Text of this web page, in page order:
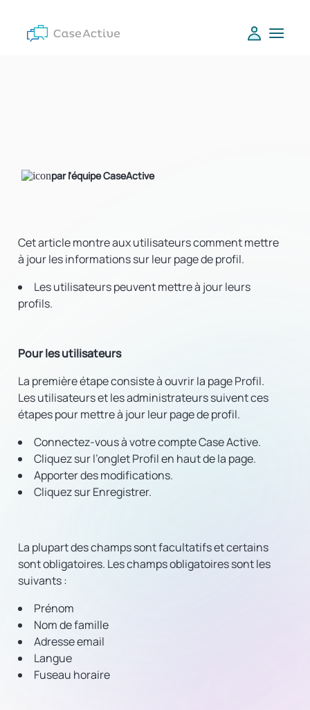
par l'équipe CaseActive
Cet article montre aux utilisateurs comment mettre
à jour les informations sur leur page de profil.
Les utilisateurs peuvent mettre à jour leurs
profils.
Pour les utilisateurs
La première étape consiste à ouvrir la page Profil.
Les utilisateurs et les administrateurs suivent ces
étapes pour mettre à jour leur page de profil.
Connectez-vous à votre compte Case Active.
Cliquez sur l’onglet Profil en haut de la page.
Apporter des modifications.
Cliquez sur Enregistrer.
La plupart des champs sont facultatifs et certains
sont obligatoires. Les champs obligatoires sont les
suivants :
Prénom
Nom de famille
Adresse email
Langue
Fuseau horaire